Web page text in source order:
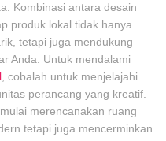
Kombinasi antara desain
produk lokal tidak hanya
tetapi juga mendukung
Anda. Untuk mendalami
, cobalah untuk menjelajahi
perancang yang kreatif.
merencanakan ruang
tetapi juga mencerminkan